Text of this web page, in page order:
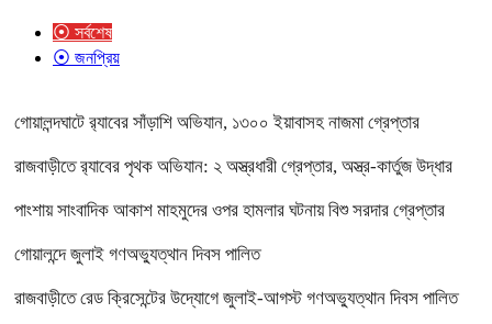
⦿ সর্বশেষ
⦿ জনপ্রিয়
গোয়ালন্দঘাটে র‌্যাবের সাঁড়াশি অভিযান, ১৩০০ ইয়াবাসহ নাজমা গ্রেপ্তার
রাজবাড়ীতে র‌্যাবের পৃথক অভিযান: ২ অস্ত্রধারী গ্রেপ্তার, অস্ত্র-কার্তুজ উদ্ধার
পাংশায় সাংবাদিক আকাশ মাহমুদের ওপর হামলার ঘটনায় বিশু সরদার গ্রেপ্তার
গোয়ালন্দে জুলাই গণঅভ্যুত্থান দিবস পালিত
রাজবাড়ীতে রেড ক্রিসেন্টের উদ্যোগে জুলাই-আগস্ট গণঅভ্যুত্থান দিবস পালিত